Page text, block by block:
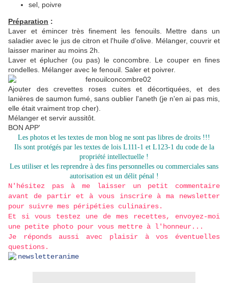
sel, poivre
Préparation :
Laver et émincer très finement les fenouils. Mettre dans un
saladier avec le jus de citron et l'huile d'olive. Mélanger, couvrir et
laisser mariner au moins 2h.
Laver et éplucher (ou pas) le concombre. Le couper en fines
rondelles. Mélanger avec le fenouil. Saler et poivrer.
Ajouter des crevettes roses cuites et décortiquées, et des
lanières de saumon fumé, sans oublier l'aneth (je n'en ai pas mis,
elle était vraiment trop cher).
Mélanger et servir aussitôt.
BON APP'
Les photos et les textes de mon blog ne sont pas libres de droits !!!
Ils sont protégés par les textes de lois L111-1 et L123-1 du code de la
propriété intellectuelle !
Les utiliser et les reprendre à des fins personnelles ou commerciales sans
autorisation est un délit pénal !
N'hésitez pas à me laisser un petit commentaire
avant de partir et à vous inscrire à ma newsletter
pour suivre mes péripéties culinaires.
Et si vous testez une de mes recettes, envoyez-moi
une petite photo pour vous mettre à l'honneur...
Je réponds aussi avec plaisir à vos éventuelles
questions.